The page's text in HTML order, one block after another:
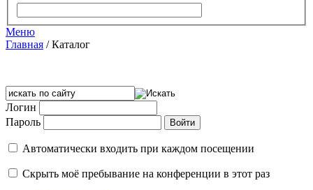
Меню
Главная /Каталог
Логин
Пароль
Автоматически входить при каждом посещении
Скрыть моё пребывание на конференции в этот раз